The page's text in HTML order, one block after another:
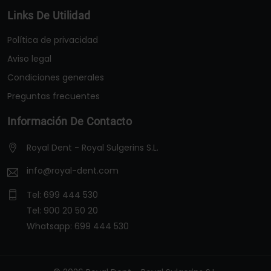
Links De Utilidad
Política de privacidad
Aviso legal
Condiciones generales
Preguntas frecuentes
Información De Contacto
Royal Dent - Royal Sulgerins S.L.
info@royal-dent.com
Tel: 699 444 530
Tel: 900 20 50 20
Whatsapp: 699 444 530